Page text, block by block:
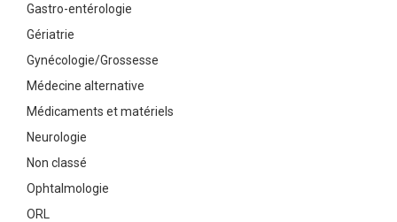
Gastro-entérologie
Gériatrie
Gynécologie/Grossesse
Médecine alternative
Médicaments et matériels
Neurologie
Non classé
Ophtalmologie
ORL